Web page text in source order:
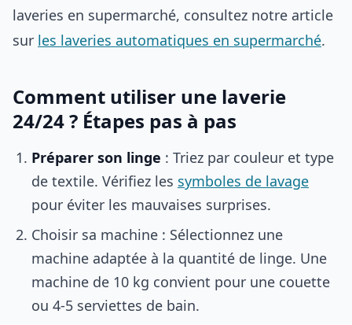
laveries en supermarché, consultez notre article
sur les laveries automatiques en supermarché.
Comment utiliser une laverie
24/24 ? Étapes pas à pas
Préparer son linge : Triez par couleur et type
de textile. Vérifiez les symboles de lavage
pour éviter les mauvaises surprises.
Choisir sa machine : Sélectionnez une
machine adaptée à la quantité de linge. Une
machine de 10 kg convient pour une couette
ou 4-5 serviettes de bain.